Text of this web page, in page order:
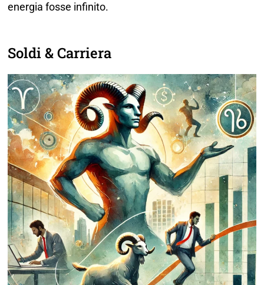
energia fosse infinito.
Soldi & Carriera